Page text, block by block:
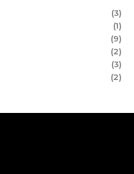
(3)
(1)
(9)
(2)
(3)
(2)